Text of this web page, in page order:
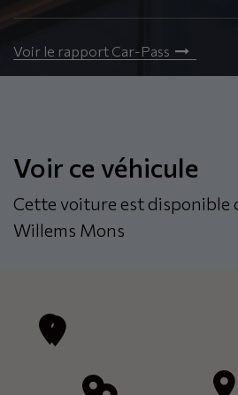
Voir le rapport Car-Pass
Voir ce véhicule
Cette voiture est disponible
Willems Mons